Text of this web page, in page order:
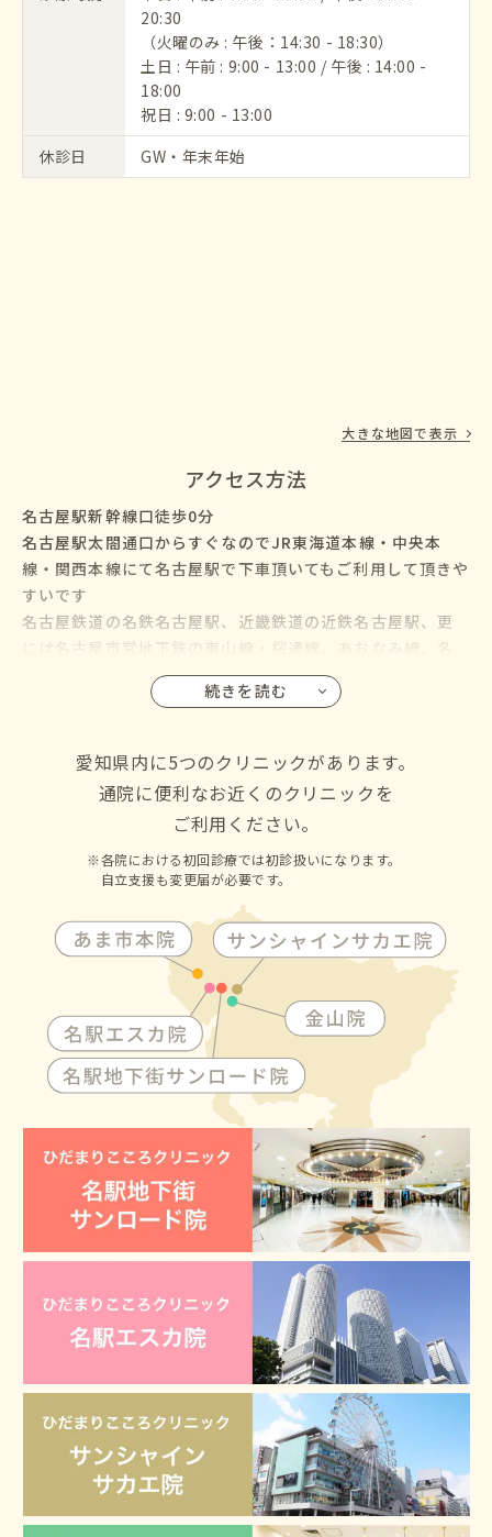
20:30
（火曜のみ : 午後：14:30 - 18:30）
土日 : 午前 : 9:00 - 13:00 / 午後 : 14:00 -
18:00
祝日 : 9:00 - 13:00
休診日
GW・年末年始
大きな地図で表示
アクセス方法
名古屋駅新幹線口徒歩0分
名古屋駅太閤通口からすぐなのでJR東海道本線・中央本
線・関西本線にて名古屋駅で下車頂いてもご利用して頂きや
すいです
名古屋鉄道の名鉄名古屋駅、近畿鉄道の近鉄名古屋駅、更
には名古屋市営地下鉄の東山線・桜通線、あおなみ線、名
鉄バス・名古屋市営バスも名古屋駅に乗り入れているので、
名古屋市の千種区・東区・北区・西区・中村区・中区・昭
区・名東区・天白区にお住いの方からも通院して頂けます
続きを読む
愛知県内に5つのクリニックがあります。
通院に便利なお近くのクリニックを
ご利用ください。
各院における初回診療では初診扱いになります。
自立支援も変更届が必要です。